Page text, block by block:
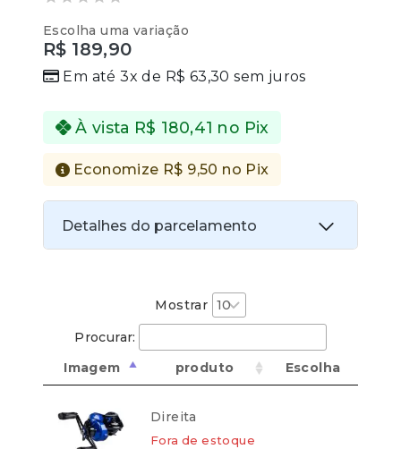
out
of
5
Escolha uma variação
R$ 189,90
Em até 3x de R$ 63,30 sem juros
À vista R$ 180,41 no Pix
Economize R$ 9,50 no Pix
Detalhes do parcelamento
180,41 Aprovação imediata
Economize
Aprovação imediata
Mostrar
Procurar:
Imagem
produto Escolha
Direita
Fora de estoque